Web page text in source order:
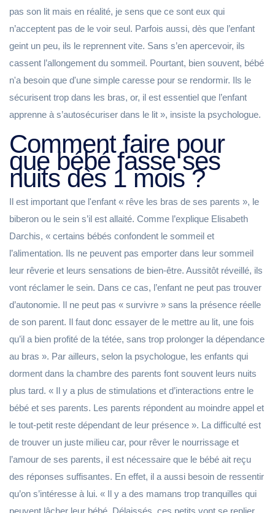
pas son lit mais en réalité, je sens que ce sont eux qui
n’acceptent pas de le voir seul. Parfois aussi, dès que l’enfant
geint un peu, ils le reprennent vite. Sans s’en apercevoir, ils
cassent l’allongement du sommeil. Pourtant, bien souvent, bébé
n'a besoin que d'une simple caresse pour se rendormir. Ils le
sécurisent trop dans les bras, or, il est essentiel que l’enfant
apprenne à s’autosécuriser dans le lit », insiste la psychologue.
Comment faire pour
que bébé fasse ses
nuits dès 1 mois ?
Il est important que l'enfant « rêve les bras de ses parents », le
biberon ou le sein s’il est allaité. Comme l’explique Elisabeth
Darchis, « certains bébés confondent le sommeil et
l’alimentation. Ils ne peuvent pas emporter dans leur sommeil
leur rêverie et leurs sensations de bien-être. Aussitôt réveillé, ils
vont réclamer le sein. Dans ce cas, l’enfant ne peut pas trouver
d’autonomie. Il ne peut pas « survivre » sans la présence réelle
de son parent. Il faut donc essayer de le mettre au lit, une fois
qu’il a bien profité de la tétée, sans trop prolonger la dépendance
au bras ». Par ailleurs, selon la psychologue, les enfants qui
dorment dans la chambre des parents font souvent leurs nuits
plus tard. « Il y a plus de stimulations et d’interactions entre le
bébé et ses parents. Les parents répondent au moindre appel et
le tout-petit reste dépendant de leur présence ». La difficulté est
de trouver un juste milieu car, pour rêver le nourrissage et
l’amour de ses parents, il est nécessaire que le bébé ait reçu
des réponses suffisantes. En effet, il a aussi besoin de ressentir
qu’on s’intéresse à lui. « Il y a des mamans trop tranquilles qui
peuvent lâcher leur bébé. Délaissés, ces petits vont se replier